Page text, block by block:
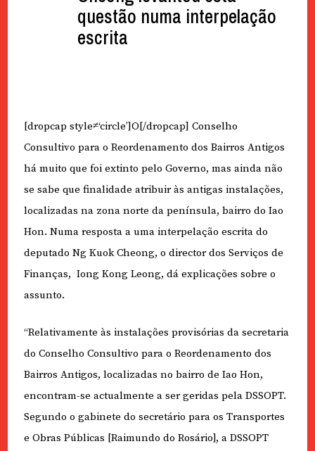
questão numa interpelação
escrita
[dropcap style≠‘circle’]O[/dropcap] Conselho
Consultivo para o Reordenamento dos Bairros Antigos
há muito que foi extinto pelo Governo, mas ainda não
se sabe que finalidade atribuir às antigas instalações,
localizadas na zona norte da península, bairro do Iao
Hon. Numa resposta a uma interpelação escrita do
deputado Ng Kuok Cheong, o director dos Serviços de
Finanças, Iong Kong Leong, dá explicações sobre o
assunto.
“Relativamente às instalações provisórias da secretaria
do Conselho Consultivo para o Reordenamento dos
Bairros Antigos, localizadas no bairro de Iao Hon,
encontram-se actualmente a ser geridas pela DSSOPT.
Segundo o gabinete do secretário para os Transportes
e Obras Públicas [Raimundo do Rosário], a DSSOPT